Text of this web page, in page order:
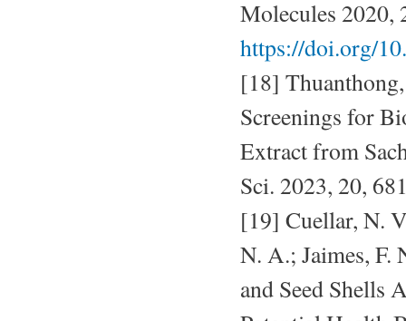
Molecules 2020,
https://doi.org/
[18]
Screenings for
Extract from
Sci. 2023, 20,
[19] Cuellar, N.
N. A.; Jaimes, F.
and Seed Shells